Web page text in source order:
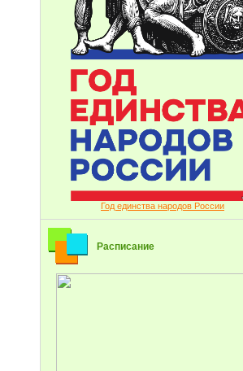
Год единства народов России
Расписание